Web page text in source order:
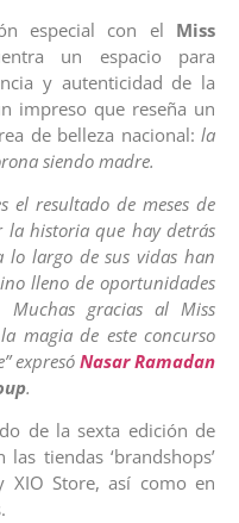
especial con el Miss
un espacio para
y autenticidad de la
impreso que reseña un
de belleza nacional: la
siendo madre.
el resultado de meses de
la historia que hay detrás
lo largo de sus vidas han
lleno de oportunidades
gracias al Miss
magia de este concurso
expresóNasar Ramadan
.
de la sexta edición de
tiendas ‘brandshops’
XIO Store, así como en